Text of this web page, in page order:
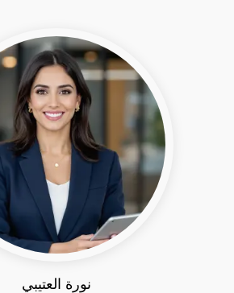
نورة العتيبي